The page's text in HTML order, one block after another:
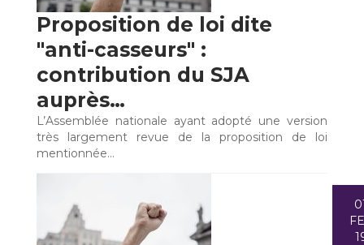
Proposition de loi dite
"anti-casseurs" :
contribution du SJA
auprès…
L’Assemblée nationale ayant adopté une version
très largement revue de la proposition de loi
mentionnée…